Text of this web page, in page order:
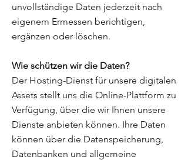
unvollständige Daten jederzeit nach
eigenem Ermessen berichtigen,
ergänzen oder löschen.
Wie schützen wir die Daten?
Der Hosting-Dienst für unsere digitalen
Assets stellt uns die Online-Plattform zu
Verfügung, über die wir Ihnen unsere
Dienste anbieten können. Ihre Daten
können über die Datenspeicherung,
Datenbanken und allgemeine